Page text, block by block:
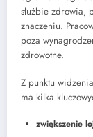
służbie zdrowia,
znaczeniu.
poza
zdrowotne.
Z punktu
ma kilka
zwiększenie